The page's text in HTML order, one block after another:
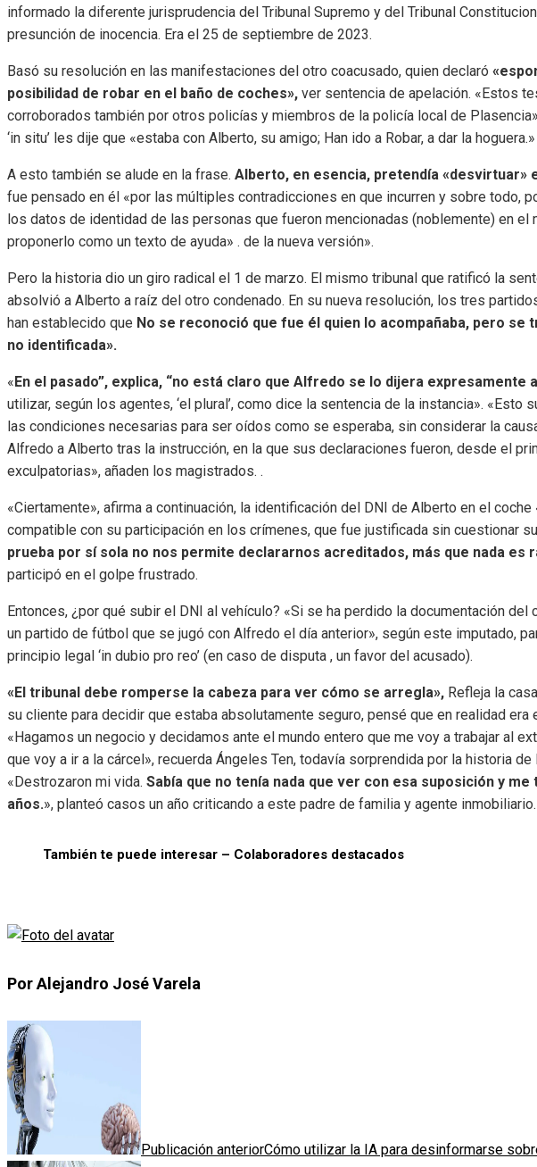
informado la diferente jurisprudencia del Tribunal Supremo y del Tribunal
presunción de inocencia. Era el 25 de septiembre de 2023.
Basó su resolución en las manifestaciones del otro coacusado, quien declaró
posibilidad de robar en el baño de coches», ver sentencia de apelación. «Estos
corroborados también por otros policías y miembros de la policía local de
‘in situ’ les dije que «estaba con Alberto, su amigo; Han ido a Robar, a dar la hoguera.»
A esto también se alude en la frase. Alberto, en esencia, pretendía «desvirtuar»
fue pensado en él «por las múltiples contradicciones en que incurren y sobre todo,
los datos de identidad de las personas que fueron mencionadas (noblemente) en
proponerlo como un texto de ayuda» . de la nueva versión».
Pero la historia dio un giro radical el 1 de marzo. El mismo tribunal que ratificó la
absolvió a Alberto a raíz del otro condenado. En su nueva resolución, los tres
han establecido que No se reconoció que fue él quien lo acompañaba, pero se
no identificada».
« En el pasado”, explica, “no está claro que Alfredo se lo dijera expresamente
utilizar, según los agentes, ‘el plural’, como dice la sentencia de la instancia». «Esto
las condiciones necesarias para ser oídos como se esperaba, sin considerar la
Alfredo a Alberto tras la instrucción, en la que sus declaraciones fueron, desde el
exculpatorias», añaden los magistrados. .
«Ciertamente», afirma a continuación, la identificación del DNI de Alberto en el
compatible con su participación en los crímenes, que fue justificada sin cuestionar
prueba por sí sola no nos permite declararnos acreditados, más que nada es
participó en el golpe frustrado.
Entonces, ¿por qué subir el DNI al vehículo? «Si se ha perdido la documentación del
un partido de fútbol que se jugó con Alfredo el día anterior», según este imputado,
principio legal ‘in dubio pro reo’ (en caso de disputa , un favor del acusado).
«El tribunal debe romperse la cabeza para ver cómo se arregla», Refleja la
su cliente para decidir que estaba absolutamente seguro, pensé que en realidad era
«Hagamos un negocio y decidamos ante el mundo entero que me voy a trabajar al
que voy a ir a la cárcel», recuerda Ángeles Ten, todavía sorprendida por la historia de
«Destrozaron mi vida. Sabía que no tenía nada que ver con esa suposición y
años.», planteó casos un año criticando a este padre de familia y agente inmobiliario.
También te puede interesar – Colaboradores destacados
Por Alejandro José Varela
Publicación anteriorCómo utilizar la IA para desinformarse